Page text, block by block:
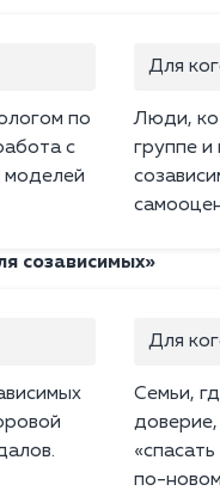
по
с
моделей
Для
Люди,
группе и
созависимых»
Для
Семьи,
доверие,
по-